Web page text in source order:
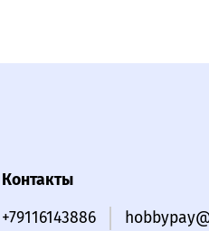
Контакты
+79116143886